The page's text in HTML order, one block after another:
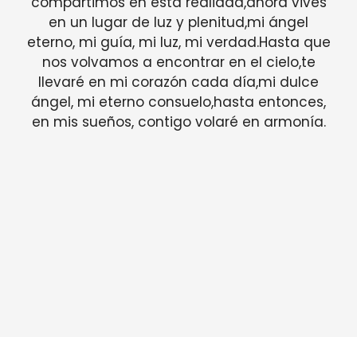
en un lugar de luz y plenitud,mi ángel
eterno, mi guía, mi luz, mi verdad.Hasta que
nos volvamos a encontrar en el cielo,te
llevaré en mi corazón cada día,mi dulce
ángel, mi eterno consuelo,hasta entonces,
en mis sueños, contigo volaré en armonía.